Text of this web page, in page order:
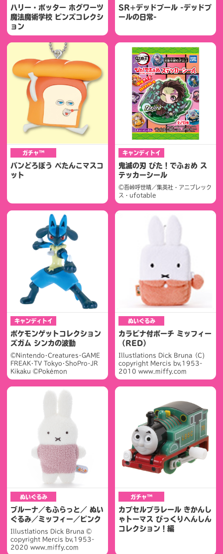
ハリー・ポッター ホグワーツ
魔法魔術学校 ピンズコレクシ
ョン
SR+デッドプール -デッドプ
ールの日常-
ガチャ™
パンどろぼう ぺたんこマスコ
ット
キャンディトイ
鬼滅の刃 ぴた！でふぉめ ス
テッカーシール
©吾峠呼世晴／集英社・アニプレック
ス・ufotable
キャンディトイ
ポケモンゲットコレクション
ズガム シンカの波動
©Nintendo･Creatures･GAME
FREAK･TV Tokyo･ShoPro･JR
Kikaku ©Pokémon
ぬいぐるみ
カラビナ付ポーチ ミッフィー
（RED）
Illustlations Dick Bruna（C)
copyright Mercis bv,1953-
2010 www.miffy.com
ぬいぐるみ
ブルーナ／もふらっと／ ぬい
ぐるみ／ミッフィー／ピンク
Illustlations Dick Bruna ©
copyright Mercis bv,1953-
2020 www.miffy.com
ガチャ™
カプセルプラレール きかんし
ゃトーマス びっくりへんしん
コレクション！編